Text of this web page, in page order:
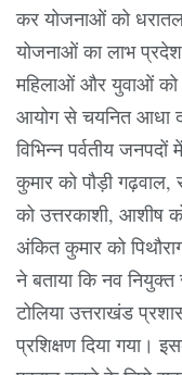
कर योजनाओं को
योजनाओं का लाभ
महिलाओं और युवाओं को
आयोग से चयनित आधा
विभिन्न पर्वतीय
कुमार को पौड़ी गढ़वाल,
को उत्तरकाशी, आशीष
अंकित कुमार को
ने बताया कि नव
टोलिया उत्तराखंड
प्रशिक्षण दिया गया।